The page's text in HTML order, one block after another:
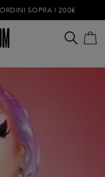
SOPRA I 200€